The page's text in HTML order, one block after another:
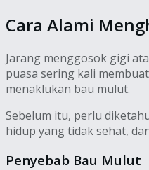
Cara Alami
Jarang menggosok gigi
puasa sering kali
menaklukan bau mulut.
Sebelum itu, perlu
hidup yang tidak sehat,
Penyebab Bau Mulut